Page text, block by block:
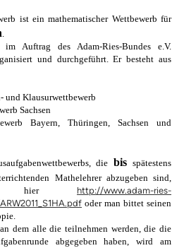
ist ein mathematischer Wettbewerb für
.
Auftrag des Adam-Ries-Bundes e.V.
und durchgeführt. Er besteht aus
und Klausurwettbewerb
Sachsen
Bayern, Thüringen, Sachsen und
die bisspätestens
Mathelehrer abzugeben sind,
hier
http://www.adam-ries-
oder man bittet seinen
dem alle die teilnehmen werden, die die
abgegeben haben, wird am